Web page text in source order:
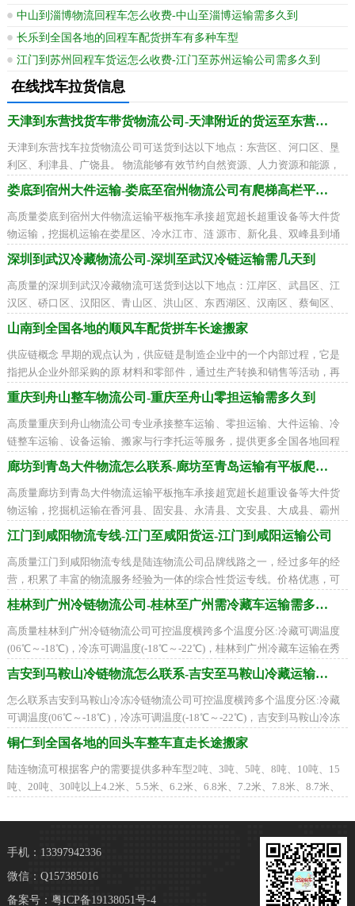
中山到淄博物流回程车怎么收费-中山至淄博运输需多久到
长乐到全国各地的回程车配货拼车有多种车型
江门到苏州回程车货运怎么收费-江门至苏州运输公司需多久到
在线找车拉货信息
天津到东营找货车带货物流公司-天津附近的货运至东营需要多少天
天津到东营找车拉货物流公司可送货到达以下地点：东营区、河口区、垦
利区、利津县、广饶县。 物流能够有效节约自然资源、人力资源和能源，
同时也能够节约费用。物流的使命就是
娄底到宿州大件运输-娄底至宿州物流公司有爬梯高栏平板车
高质量娄底到宿州大件物流运输平板拖车承接超宽超长超重设备等大件货
物运输，挖掘机运输在娄星区、冷水江市、涟 源市、新化县、双峰县到埇
桥区、砀山县、萧县、灵璧县、泗县找
深圳到武汉冷藏物流公司-深圳至武汉冷链运输需几天到
高质量的深圳到武汉冷藏物流可送货到达以下地点：江岸区、武昌区、江
汉区、硚口区、汉阳区、青山区、洪山区、东西湖区、汉南区、蔡甸区、
江夏区、黄陂区、新洲区、仙桃市、天
山南到全国各地的顺风车配货拼车长途搬家
供应链概念 早期的观点认为，供应链是制造企业中的一个内部过程，它是
指把从企业外部采购的原 材料和零部件，通过生产转换和销售等活动，再
传递到零售商和用户的一个过程。传
重庆到舟山整车物流公司-重庆至舟山零担运输需多久到
高质量重庆到舟山物流公司专业承接整车运输、零担运输、大件运输、冷
链整车运输、设备运输、搬家与行李托运等服务，提供更多全国各地回程
货车装货周边联系，全国联营打造一流
廊坊到青岛大件物流怎么联系-廊坊至青岛运输有平板爬梯车
高质量廊坊到青岛大件物流运输平板拖车承接超宽超长超重设备等大件货
物运输，挖掘机运输在香河县、固安县、永清县、文安县、大成县、霸州
市、三河市到市南区、市北区、李沧区
江门到咸阳物流专线-江门至咸阳货运-江门到咸阳运输公司
高质量江门到咸阳物流专线是陆连物流公司品牌线路之一，经过多年的经
营，积累了丰富的物流服务经验为一体的综合性货运专线。价格优惠，可
配送到以下地区：秦都区、杨陵区、渭
桂林到广州冷链物流公司-桂林至广州需冷藏车运输需多久到
高质量桂林到广州冷链物流公司可控温度横跨多个温度分区:冷藏可调温度
(06℃～-18℃)，冷冻可调温度(-18℃～-22℃)，桂林到广州冷藏车运输在秀
峰区、叠彩区、象山区、七星区、雁山区
吉安到马鞍山冷链物流怎么联系-吉安至马鞍山冷藏运输公司
怎么联系吉安到马鞍山冷冻冷链物流公司可控温度横跨多个温度分区:冷藏
可调温度(06℃～-18℃)，冷冻可调温度(-18℃～-22℃)，吉安到马鞍山冷冻
冷藏车运输在吉州区、青原区、井冈山市
铜仁到全国各地的回头车整车直走长途搬家
陆连物流可根据客户的需要提供多种车型2吨、3吨、5吨、8吨、10吨、15
吨、20吨、30吨以上4.2米、5.5米、6.2米、6.8米、7.2米、7.8米、8.7米、
手机：13397942336
微信：Q157385016
备案号： 粤ICP备19138051号-4